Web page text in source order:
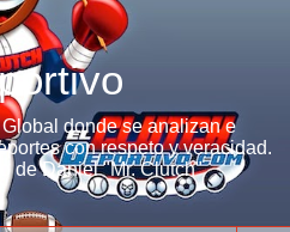
donde se analizan e
con respeto y veracidad.
de Daniel "Mr. Clutch"